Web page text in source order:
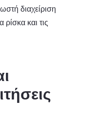
διαχείριση
και τις